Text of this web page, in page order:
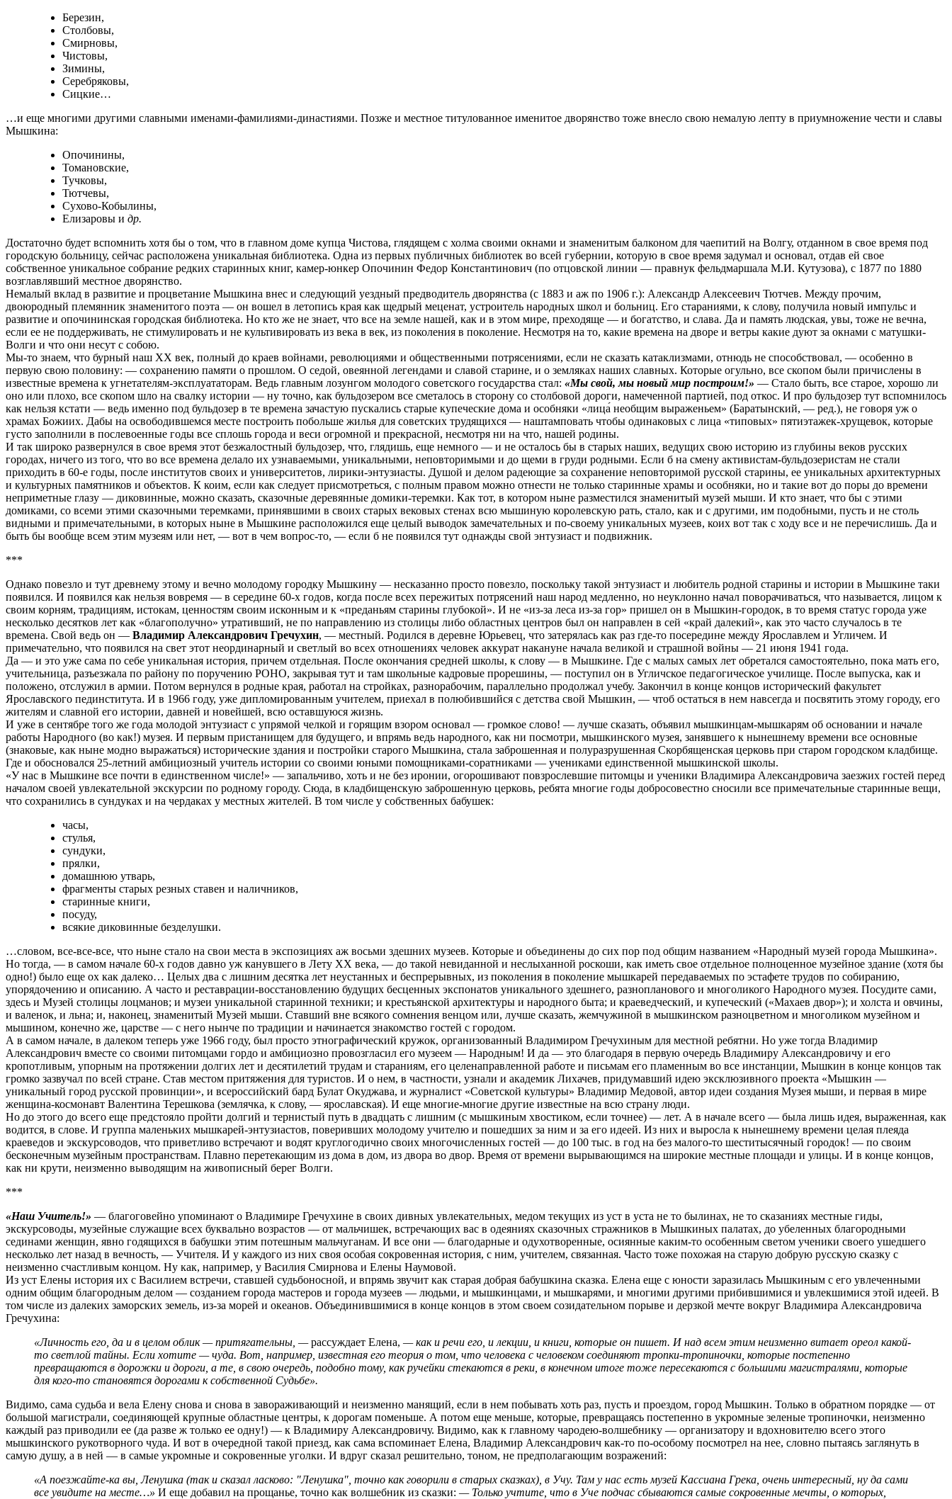
Березин,
Столбовы,
Смирновы,
Чистовы,
Зимины,
Серебряковы,
Сицкие…
…и еще многими другими славными именами-фамилиями-династиями. Позже и местное титулованное именитое дворянство тоже внесло свою немалую лепту в приумножение чести и славы
Мышкина:
Опочинины,
Томановские,
Тучковы,
Тютчевы,
Сухово-Кобылины,
Елизаровы и др.
Достаточно будет вспомнить хотя бы о том, что в главном доме купца Чистова, глядящем с холма своими окнами и знаменитым балконом для чаепитий на Волгу, отданном в свое время под
городскую больницу, сейчас расположена уникальная библиотека. Одна из первых публичных библиотек во всей губернии, которую в свое время задумал и основал, отдав ей свое
собственное уникальное собрание редких старинных книг, камер-юнкер Опочинин Федор Константинович (по отцовской линии — правнук фельдмаршала М.И. Кутузова), с 1877 по 1880
возглавлявший местное дворянство.
Немалый вклад в развитие и процветание Мышкина внес и следующий уездный предводитель дворянства (с 1883 и аж по 1906 г.): Александр Алексеевич Тютчев. Между прочим,
двоюродный племянник знаменитого поэта — он вошел в летопись края как щедрый меценат, устроитель народных школ и больниц. Его стараниями, к слову, получила новый импульс и
развитие и опочининская городская библиотека. Но кто же не знает, что все на земле нашей, как и в этом мире, преходяще — и богатство, и слава. Да и память людская, увы, тоже не вечна,
если ее не поддерживать, не стимулировать и не культивировать из века в век, из поколения в поколение. Несмотря на то, какие времена на дворе и ветры какие дуют за окнами с матушки-
Волги и что они несут с собою.
Мы-то знаем, что бурный наш XX век, полный до краев войнами, революциями и общественными потрясениями, если не сказать катаклизмами, отнюдь не способствовал, — особенно в
первую свою половину: — сохранению памяти о прошлом. О седой, овеянной легендами и славой старине, и о земляках наших славных. Которые огульно, все скопом были причислены в
известные времена к угнетателям-эксплуататорам. Ведь главным лозунгом молодого советского государства стал: «Мы свой, мы новый мир построим!» — Стало быть, все старое, хорошо ли
оно или плохо, все скопом шло на свалку истории — ну точно, как бульдозером все сметалось в сторону со столбовой дороги, намеченной партией, под откос. И про бульдозер тут вспомнилось
как нельзя кстати — ведь именно под бульдозер в те времена зачастую пускались старые купеческие дома и особняки «лица́ необщим выраженьем» (Баратынский, — ред.), не говоря уж о
храмах Божиих. Дабы на освободившемся месте построить побольше жилья для советских трудящихся — наштамповать чтобы одинаковых с лица «типовых» пятиэтажек-хрущевок, которые
густо заполнили в послевоенные годы все сплошь города и веси огромной и прекрасной, несмотря ни на что, нашей родины.
И так широко развернулся в свое время этот безжалостный бульдозер, что, глядишь, еще немного — и не осталось бы в старых наших, ведущих свою историю из глубины веков русских
городах, ничего из того, что во все времена делало их узнаваемыми, уникальными, неповторимыми и до щеми в груди родными. Если б на смену активистам-бульдозеристам не стали
приходить в 60-е годы, после институтов своих и университетов, лирики-энтузиасты. Душой и делом радеющие за сохранение неповторимой русской старины, ее уникальных архитектурных
и культурных памятников и объектов. К коим, если как следует присмотреться, с полным правом можно отнести не только старинные храмы и особняки, но и такие вот до поры до времени
неприметные глазу — диковинные, можно сказать, сказочные деревянные домики-теремки. Как тот, в котором ныне разместился знаменитый музей мыши. И кто знает, что бы с этими
домиками, со всеми этими сказочными теремками, принявшими в своих старых вековых стенах всю мышиную королевскую рать, стало, как и с другими, им подобными, пусть и не столь
видными и примечательными, в которых ныне в Мышкине расположился еще целый выводок замечательных и по-своему уникальных музеев, коих вот так с ходу все и не перечислишь. Да и
быть бы вообще всем этим музеям или нет, — вот в чем вопрос-то, — если б не появился тут однажды свой энтузиаст и подвижник.
***
Однако повезло и тут древнему этому и вечно молодому городку Мышкину — несказанно просто повезло, поскольку такой энтузиаст и любитель родной старины и истории в Мышкине таки
появился. И появился как нельзя вовремя — в середине 60-х годов, когда после всех пережитых потрясений наш народ медленно, но неуклонно начал поворачиваться, что называется, лицом к
своим корням, традициям, истокам, ценностям своим исконным и к «преданьям старины глубокой». И не «из-за леса из-за гор» пришел он в Мышкин-городок, в то время статус города уже
несколько десятков лет как «благополучно» утративший, не по направлению из столицы либо областных центров был он направлен в сей «край далекий», как это часто случалось в те
времена. Свой ведь он — Владимир Александрович Гречухин, — местный. Родился в деревне Юрьевец, что затерялась как раз где-то посередине между Ярославлем и Угличем. И
примечательно, что появился на свет этот неординарный и светлый во всех отношениях человек аккурат накануне начала великой и страшной войны — 21 июня 1941 года.
Да — и это уже сама по себе уникальная история, причем отдельная. После окончания средней школы, к слову — в Мышкине. Где с малых самых лет обретался самостоятельно, пока мать его,
учительница, разъезжала по району по поручению РОНО, закрывая тут и там школьные кадровые прорешины, — поступил он в Угличское педагогическое училище. После выпуска, как и
положено, отслужил в армии. Потом вернулся в родные края, работал на стройках, разнорабочим, параллельно продолжал учебу. Закончил в конце концов исторический факультет
Ярославского пединститута. И в 1966 году, уже дипломированным учителем, приехал в полюбившийся с детства свой Мышкин, — чтоб остаться в нем навсегда и посвятить этому городу, его
жителям и славной его истории, давней и новейшей, всю оставшуюся жизнь.
И уже в сентябре того же года молодой энтузиаст с упрямой челкой и горящим взором основал — громкое слово! — лучше сказать, объявил мышкинцам-мышкарям об основании и начале
работы Народного (во как!) музея. И первым пристанищем для будущего, и впрямь ведь народного, как ни посмотри, мышкинского музея, занявшего к нынешнему времени все основные
(знаковые, как ныне модно выражаться) исторические здания и постройки старого Мышкина, стала заброшенная и полуразрушенная Скорбященская церковь при старом городском кладбище.
Где и обосновался 25-летний амбициозный учитель истории со своими юными помощниками-соратниками — учениками единственной мышкинской школы.
«У нас в Мышкине все почти в единственном числе!» — запальчиво, хоть и не без иронии, огорошивают повзрослевшие питомцы и ученики Владимира Александровича заезжих гостей перед
началом своей увлекательной экскурсии по родному городу. Сюда, в кладбищенскую заброшенную церковь, ребята многие годы добросовестно сносили все примечательные старинные вещи,
что сохранились в сундуках и на чердаках у местных жителей. В том числе у собственных бабушек:
часы,
стулья,
сундуки,
прялки,
домашнюю утварь,
фрагменты старых резных ставен и наличников,
старинные книги,
посуду,
всякие диковинные безделушки.
…словом, все-все-все, что ныне стало на свои места в экспозициях аж восьми здешних музеев. Которые и объединены до сих пор под общим названием «Народный музей города Мышкина».
Но тогда, — в самом начале 60-х годов давно уж канувшего в Лету ХХ века, — до такой невиданной и неслыханной роскоши, как иметь свое отдельное полноценное музейное здание (хотя бы
одно!) было еще ох как далеко… Целых два с лишним десятка лет неустанных и беспрерывных, из поколения в поколение мышкарей передаваемых по эстафете трудов по собиранию,
упорядочению и описанию. А часто и реставрации-восстановлению будущих бесценных экспонатов уникального здешнего, разнопланового и многоликого Народного музея. Посудите сами,
здесь и Музей столицы лоцманов; и музеи уникальной старинной техники; и крестьянской архитектуры и народного быта; и краеведческий, и купеческий («Махаев двор»); и холста и овчины,
и валенок, и льна; и, наконец, знаменитый Музей мыши. Ставший вне всякого сомнения венцом или, лучше сказать, жемчужиной в мышкинском разноцветном и многоликом музейном и
мышином, конечно же, царстве — с него нынче по традиции и начинается знакомство гостей с городом.
А в самом начале, в далеком теперь уже 1966 году, был просто этнографический кружок, организованный Владимиром Гречухиным для местной ребятни. Но уже тогда Владимир
Александрович вместе со своими питомцами гордо и амбициозно провозгласил его музеем — Народным! И да — это благодаря в первую очередь Владимиру Александровичу и его
кропотливым, упорным на протяжении долгих лет и десятилетий трудам и стараниям, его целенаправленной работе и письмам его пламенным во все инстанции, Мышкин в конце концов так
громко зазвучал по всей стране. Став местом притяжения для туристов. И о нем, в частности, узнали и академик Лихачев, придумавший идею эксклюзивного проекта «Мышкин —
уникальный город русской провинции», и всероссийский бард Булат Окуджава, и журналист «Советской культуры» Владимир Медовой, автор идеи создания Музея мыши, и первая в мире
женщина-космонавт Валентина Терешкова (землячка, к слову, — ярославская). И еще многие-многие другие известные на всю страну люди.
Но до этого до всего еще предстояло пройти долгий и тернистый путь в двадцать с лишним (с мышкиным хвостиком, если точнее) — лет. А в начале всего — была лишь идея, выраженная, как
водится, в слове. И группа маленьких мышкарей-энтузиастов, поверивших молодому учителю и пошедших за ним и за его идеей. Из них и выросла к нынешнему времени целая плеяда
краеведов и экскурсоводов, что приветливо встречают и водят круглогодично своих многочисленных гостей — до 100 тыс. в год на без малого-то шеститысячный городок! — по своим
бесконечным музейным пространствам. Плавно перетекающим из дома в дом, из двора во двор. Время от времени вырывающимся на широкие местные площади и улицы. И в конце концов,
как ни крути, неизменно выводящим на живописный берег Волги.
***
«Наш Учитель!» — благоговейно упоминают о Владимире Гречухине в своих дивных увлекательных, медом текущих из уст в уста не то былинах, не то сказаниях местные гиды,
экскурсоводы, музейные служащие всех буквально возрастов — от мальчишек, встречающих вас в одеяниях сказочных стражников в Мышкиных палатах, до убеленных благородными
сединами женщин, явно годящихся в бабушки этим потешным мальчуганам. И все они — благодарные и одухотворенные, осиянные каким-то особенным светом ученики своего ушедшего
несколько лет назад в вечность, — Учителя. И у каждого из них своя особая сокровенная история, с ним, учителем, связанная. Часто тоже похожая на старую добрую русскую сказку с
неизменно счастливым концом. Ну как, например, у Василия Смирнова и Елены Наумовой.
Из уст Елены история их с Василием встречи, ставшей судьбоносной, и впрямь звучит как старая добрая бабушкина сказка. Елена еще с юности заразилась Мышкиным с его увлеченными
одним общим благородным делом — созданием города мастеров и города музеев — людьми, и мышкинцами, и мышкарями, и многими другими прибившимися и увлекшимися этой идеей. В
том числе из далеких заморских земель, из-за морей и океанов. Объединившимися в конце концов в этом своем созидательном порыве и дерзкой мечте вокруг Владимира Александровича
Гречухина:
«Личность его, да и в целом облик — притягательны, —рассуждает Елена, — как и речи его, и лекции, и книги, которые он пишет. И над всем этим неизменно витает ореол какой-
то светлой тайны. Если хотите — чуда. Вот, например, известная его теория о том, что человека с человеком соединяют тропки-тропиночки, которые постепенно
превращаются в дорожки и дороги, а те, в свою очередь, подобно тому, как ручейки стекаются в реки, в конечном итоге тоже пересекаются с большими магистралями, которые
для кого-то становятся дорогами к собственной Судьбе».
Видимо, сама судьба и вела Елену снова и снова в завораживающий и неизменно манящий, если в нем побывать хоть раз, пусть и проездом, город Мышкин. Только в обратном порядке — от
большой магистрали, соединяющей крупные областные центры, к дорогам поменьше. А потом еще меньше, которые, превращаясь постепенно в укромные зеленые тропиночки, неизменно
каждый раз приводили ее (да разве ж только ее одну!) — к Владимиру Александровичу. Видимо, как к главному чародею-волшебнику — организатору и вдохновителю всего этого
мышкинского рукотворного чуда. И вот в очередной такой приезд, как сама вспоминает Елена, Владимир Александрович как-то по-особому посмотрел на нее, словно пытаясь заглянуть в
самую душу, а в ней — в самые укромные и сокровенные уголки. И вдруг сказал решительно, тоном, не предполагающим возражений:
«А поезжайте-ка вы, Ленушка (так и сказал ласково: "Ленушка", точно как говорили в старых сказках), в Учу. Там у нас есть музей Кассиана Грека, очень интересный, ну да сами
все увидите на месте…» И еще добавил на прощанье, точно как волшебник из сказки: — Только учтите, что в Уче подчас сбываются самые сокровенные мечты, о которых,